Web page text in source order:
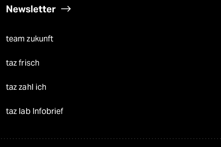
Newsletter
team zukunft
taz frisch
taz zahl ich
taz lab Infobrief